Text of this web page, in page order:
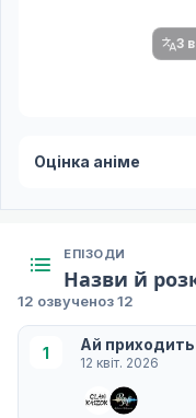
3
Оцінка аніме
ЕПІЗОДИ
Назви й
12 озвученоз 12
1 Ай приходить
12 квіт. 2026